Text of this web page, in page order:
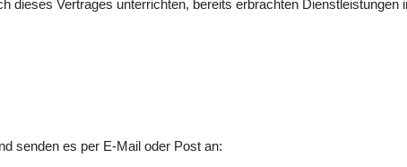
Vertrages unterrichten, bereits erbrachten Dienstleistungen
senden es per E-Mail oder Post an: